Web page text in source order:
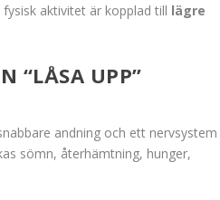
aktivitet är kopplad till lägre
“LÅSA UPP”
andning och ett nervsystem
sömn, återhämtning, hunger,